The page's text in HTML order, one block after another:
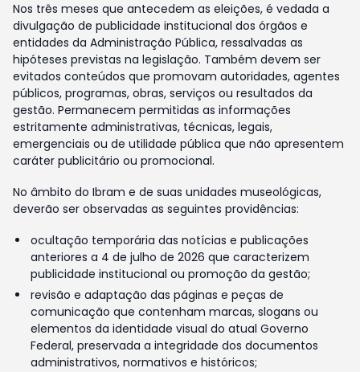
Nos três meses que antecedem as eleições, é vedada a
divulgação de publicidade institucional dos órgãos e
entidades da Administração Pública, ressalvadas as
hipóteses previstas na legislação. Também devem ser
evitados conteúdos que promovam autoridades, agentes
públicos, programas, obras, serviços ou resultados da
gestão. Permanecem permitidas as informações
estritamente administrativas, técnicas, legais,
emergenciais ou de utilidade pública que não apresentem
caráter publicitário ou promocional.
No âmbito do Ibram e de suas unidades museológicas,
deverão ser observadas as seguintes providências:
ocultação temporária das notícias e publicações
anteriores a 4 de julho de 2026 que caracterizem
publicidade institucional ou promoção da gestão;
revisão e adaptação das páginas e peças de
comunicação que contenham marcas, slogans ou
elementos da identidade visual do atual Governo
Federal, preservada a integridade dos documentos
administrativos, normativos e históricos;